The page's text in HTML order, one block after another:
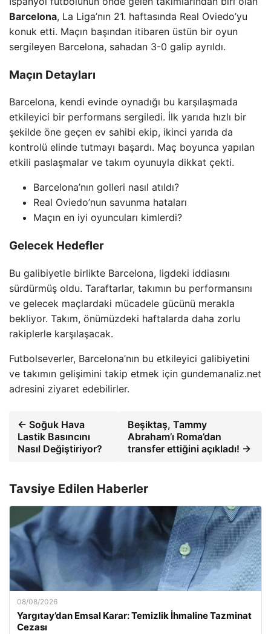
Barcelona, La Liga’nın 21. haftasında Real Oviedo’yu
konuk etti. Maçın başından itibaren üstün bir oyun
sergileyen Barcelona, sahadan 3-0 galip ayrıldı.
Maçın Detayları
Barcelona, kendi evinde oynadığı bu karşılaşmada
etkileyici bir performans sergiledi. İlk yarıda hızlı bir
şekilde öne geçen ev sahibi ekip, ikinci yarıda da
kontrolü elinde tutmayı başardı. Maç boyunca yapılan
etkili paslaşmalar ve takım oyunuyla dikkat çekti.
Barcelona’nın golleri nasıl atıldı?
Real Oviedo’nun savunma hataları
Maçın en iyi oyuncuları kimlerdi?
Gelecek Hedefler
Bu galibiyetle birlikte Barcelona, ligdeki iddiasını
sürdürmüş oldu. Taraftarlar, takımın bu performansını
ve gelecek maçlardaki mücadele gücünü merakla
bekliyor. Takım, önümüzdeki haftalarda daha zorlu
rakiplerle karşılaşacak.
Futbolseverler, Barcelona’nın bu etkileyici galibiyetini
ve takımın gelişimini takip etmek için gundemanaliz.net
adresini ziyaret edebilirler.
← Soğuk Hava
Lastik Basıncını
Nasıl Değiştiriyor?
Beşiktaş, Tammy
Abraham’ı Roma’dan
transfer ettiğini açıkladı! →
Tavsiye Edilen Haberler
08/08/2026
Yargıtay’dan Emsal Karar: Temizlik İhmaline Tazminat
Cezası